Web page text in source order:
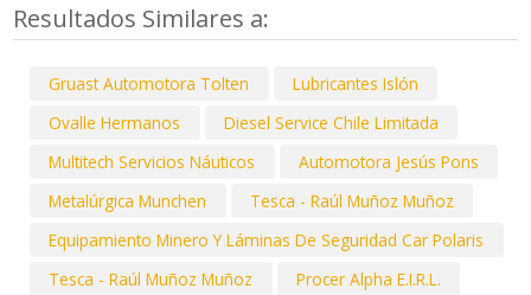
Resultados Similares a:
Gruast Automotora Tolten
Lubricantes Islón
Ovalle Hermanos
Diesel Service Chile Limitada
Multitech Servicios Náuticos
Automotora Jesús Pons
Metalúrgica Munchen
Tesca - Raúl Muñoz Muñoz
Equipamiento Minero Y Láminas De Seguridad Car Polaris
Tesca - Raúl Muñoz Muñoz
Procer Alpha E.I.R.L.